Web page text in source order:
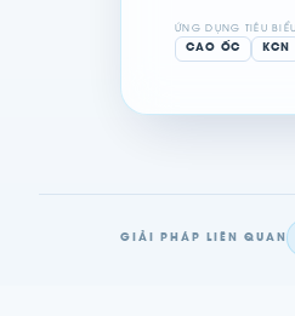
ỨNG DỤNG TIÊU BIỂU
CAO ỐC
KCN
GIẢI PHÁP LIÊN QUAN